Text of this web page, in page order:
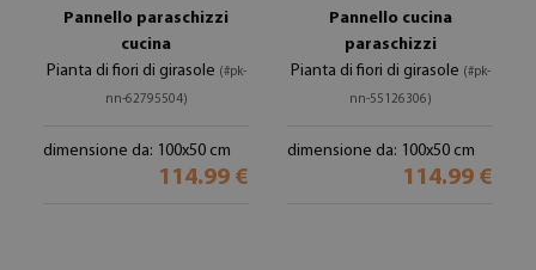
Pannello paraschizzi
cucina
Pianta di fiori di girasole (#pk-
nn-62795504)
dimensione da: 100x50 cm
114.99 €
Pannello cucina
paraschizzi
Pianta di fiori di girasole (#pk-
nn-55126306)
dimensione da: 100x50 cm
114.99 €